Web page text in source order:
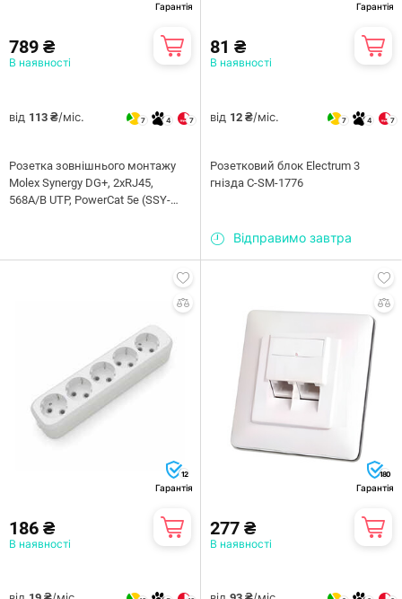
Гарантія
789 ₴
В наявності
від 113 ₴/міс. 7 4 7
Розетка зовнішнього монтажу
Molex Synergy DG+, 2xRJ45,
568A/B UTP, PowerCat 5e (SSY-
Гарантія
81 ₴
В наявності
від 12 ₴/міс. 7 4 7
Розетковий блок Electrum 3
гнізда C-SM-1776
Відправимо завтра
12
Гарантія
186 ₴
В наявності
180
Гарантія
277 ₴
В наявності